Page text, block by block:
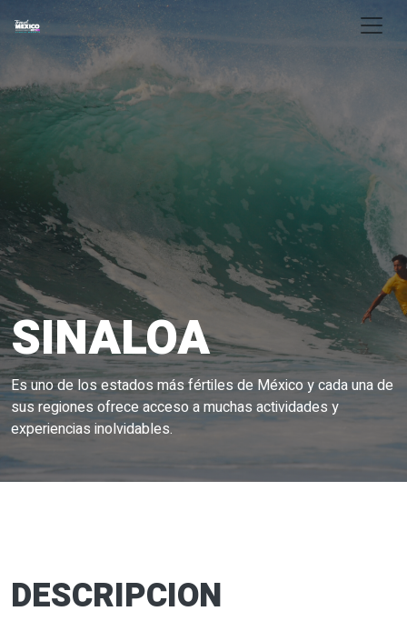
Skip to main content
SINALOA
Es uno de los estados más fértiles de México y cada una de
sus regiones ofrece acceso a muchas actividades y
experiencias inolvidables.
DESCRIPCION